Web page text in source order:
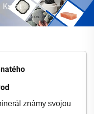
Kalcit
známy svojou